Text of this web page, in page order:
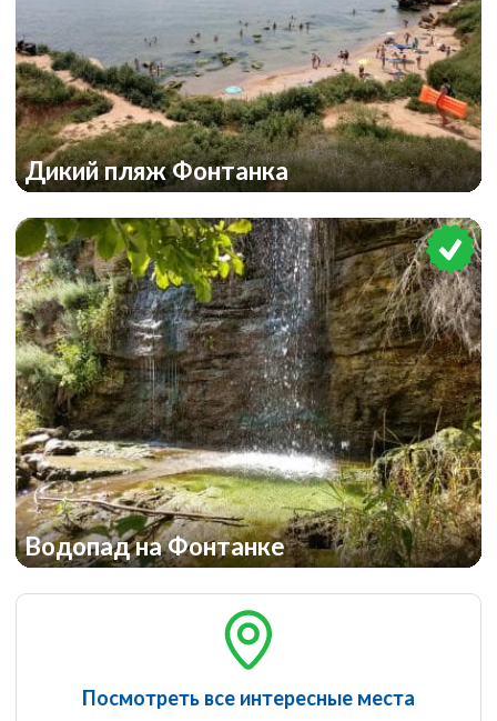
Дикий пляж Фонтанка
Водопад на Фонтанке
Посмотреть все интересные места